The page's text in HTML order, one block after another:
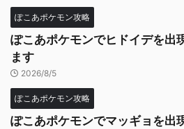
ぽこあポケモン攻略
ぽこあポケモンでヒドイデを出
ます
2026/8/5
ぽこあポケモン攻略
ぽこあポケモンでマッギョを出